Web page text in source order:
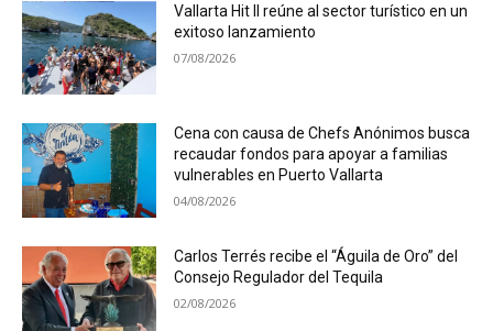
Vallarta Hit II reúne al sector turístico en un
exitoso lanzamiento
07/08/2026
Cena con causa de Chefs Anónimos busca
recaudar fondos para apoyar a familias
vulnerables en Puerto Vallarta
04/08/2026
Carlos Terrés recibe el “Águila de Oro” del
Consejo Regulador del Tequila
02/08/2026